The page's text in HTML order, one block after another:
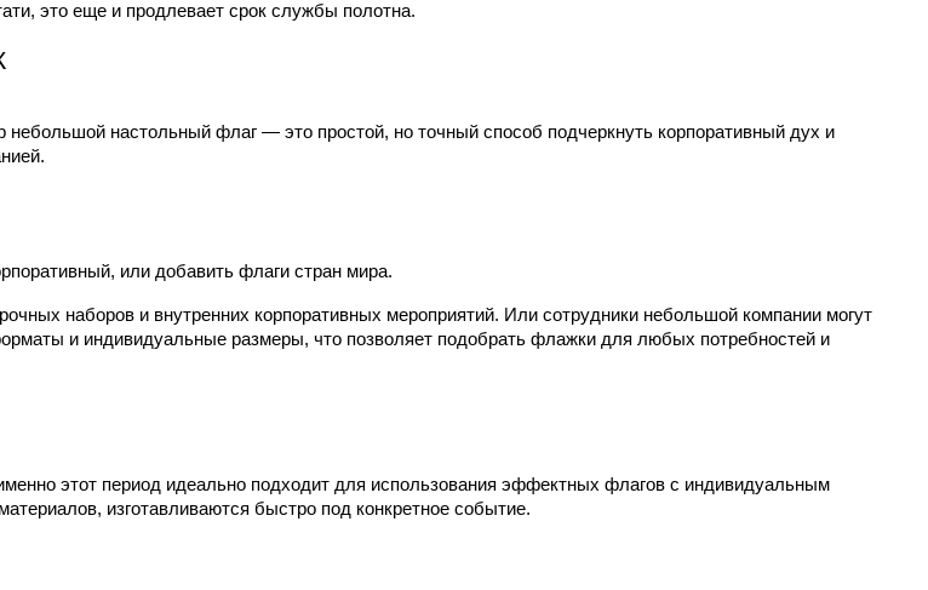
это еще и продлевает срок службы полотна.
настольный флаг — это простой, но точный способ подчеркнуть корпоративный дух и
или добавить флаги стран мира.
наборов и внутренних корпоративных мероприятий. Или сотрудники небольшой компании могут
и индивидуальные размеры, что позволяет подобрать флажки для любых потребностей и
этот период идеально подходит для использования эффектных флагов с индивидуальным
изготавливаются быстро под конкретное событие.